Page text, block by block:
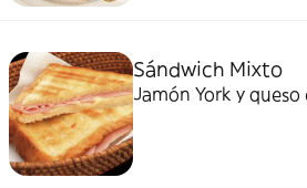
Sándwich Mixto
Jamón York y queso